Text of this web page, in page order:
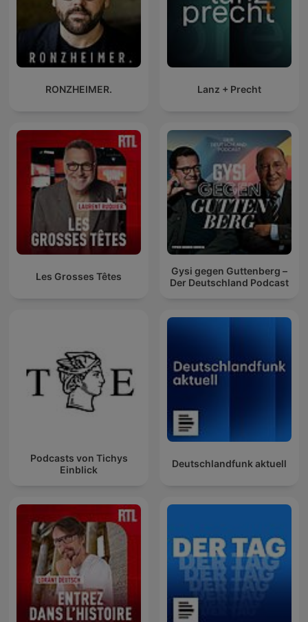
RONZHEIMER. Lanz + Precht
Les Grosses Têtes
Gysi gegen Guttenberg –
Der Deutschland Podcast
Podcasts von Tichys
Einblick
Deutschlandfunk aktuell